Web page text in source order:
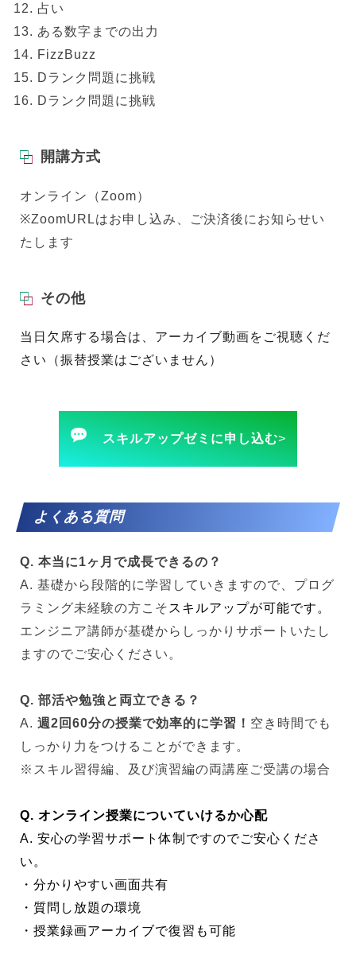
占い
ある数字までの出力
FizzBuzz
Dランク問題に挑戦
Dランク問題に挑戦
開講方式
オンライン（Zoom）
※ZoomURLはお申し込み、ご決済後にお知らせい
たします
その他
当日欠席する場合は、アーカイブ動画をご視聴くだ
さい（振替授業はございません）
スキルアップゼミに申し込む>
よくある質問
Q. 本当に1ヶ月で成長できるの？
A. 基礎から段階的に学習していきますので、プログ
ラミング未経験の方こそ スキルアップが可能です。
エンジニア講師が基礎からしっかりサポートいたし
ますのでご安心ください。
Q. 部活や勉強と両立できる？
A. 週2回60分の授業で効率的に学習！ 空き時間でも
しっかり力をつけることができます。
※スキル習得編、及び演習編の両講座ご受講の場合
Q. オンライン授業についていけるか心配
A. 安心の学習サポート体制ですのでご安心くださ
い。
・分かりやすい画面共有
・質問し放題の環境
・授業録画アーカイブで復習も可能